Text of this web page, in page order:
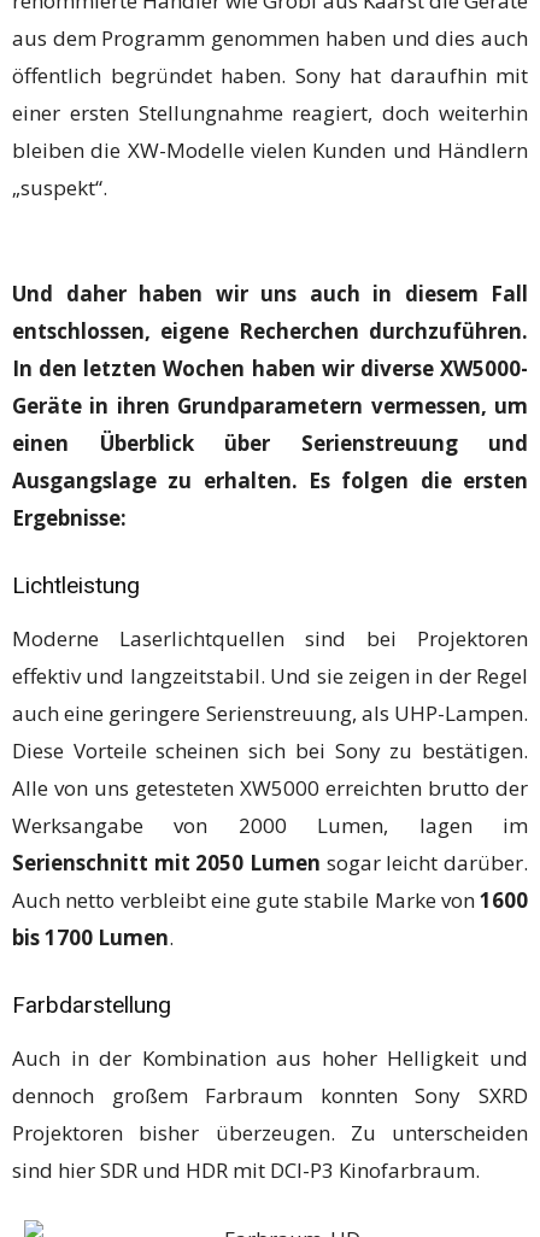
aus dem Programm genommen haben und dies auch
öffentlich begründet haben. Sony hat daraufhin mit
einer ersten Stellungnahme reagiert, doch weiterhin
bleiben die XW-Modelle vielen Kunden und Händlern
„suspekt“.
Und daher haben wir uns auch in diesem Fall
entschlossen, eigene Recherchen durchzuführen.
In den letzten Wochen haben wir diverse XW5000-
Geräte in ihren Grundparametern vermessen, um
einen Überblick über Serienstreuung und
Ausgangslage zu erhalten. Es folgen die ersten
Ergebnisse:
Lichtleistung
Moderne Laserlichtquellen sind bei Projektoren
effektiv und langzeitstabil. Und sie zeigen in der Regel
auch eine geringere Serienstreuung, als UHP-Lampen.
Diese Vorteile scheinen sich bei Sony zu bestätigen.
Alle von uns getesteten XW5000 erreichten brutto der
Werksangabe von 2000 Lumen, lagen im
Serienschnitt mit 2050 Lumen sogar leicht darüber.
Auch netto verbleibt eine gute stabile Marke von1600
bis 1700 Lumen.
Farbdarstellung
Auch in der Kombination aus hoher Helligkeit und
dennoch großem Farbraum konnten Sony SXRD
Projektoren bisher überzeugen. Zu unterscheiden
sind hier SDR und HDR mit DCI-P3 Kinofarbraum.